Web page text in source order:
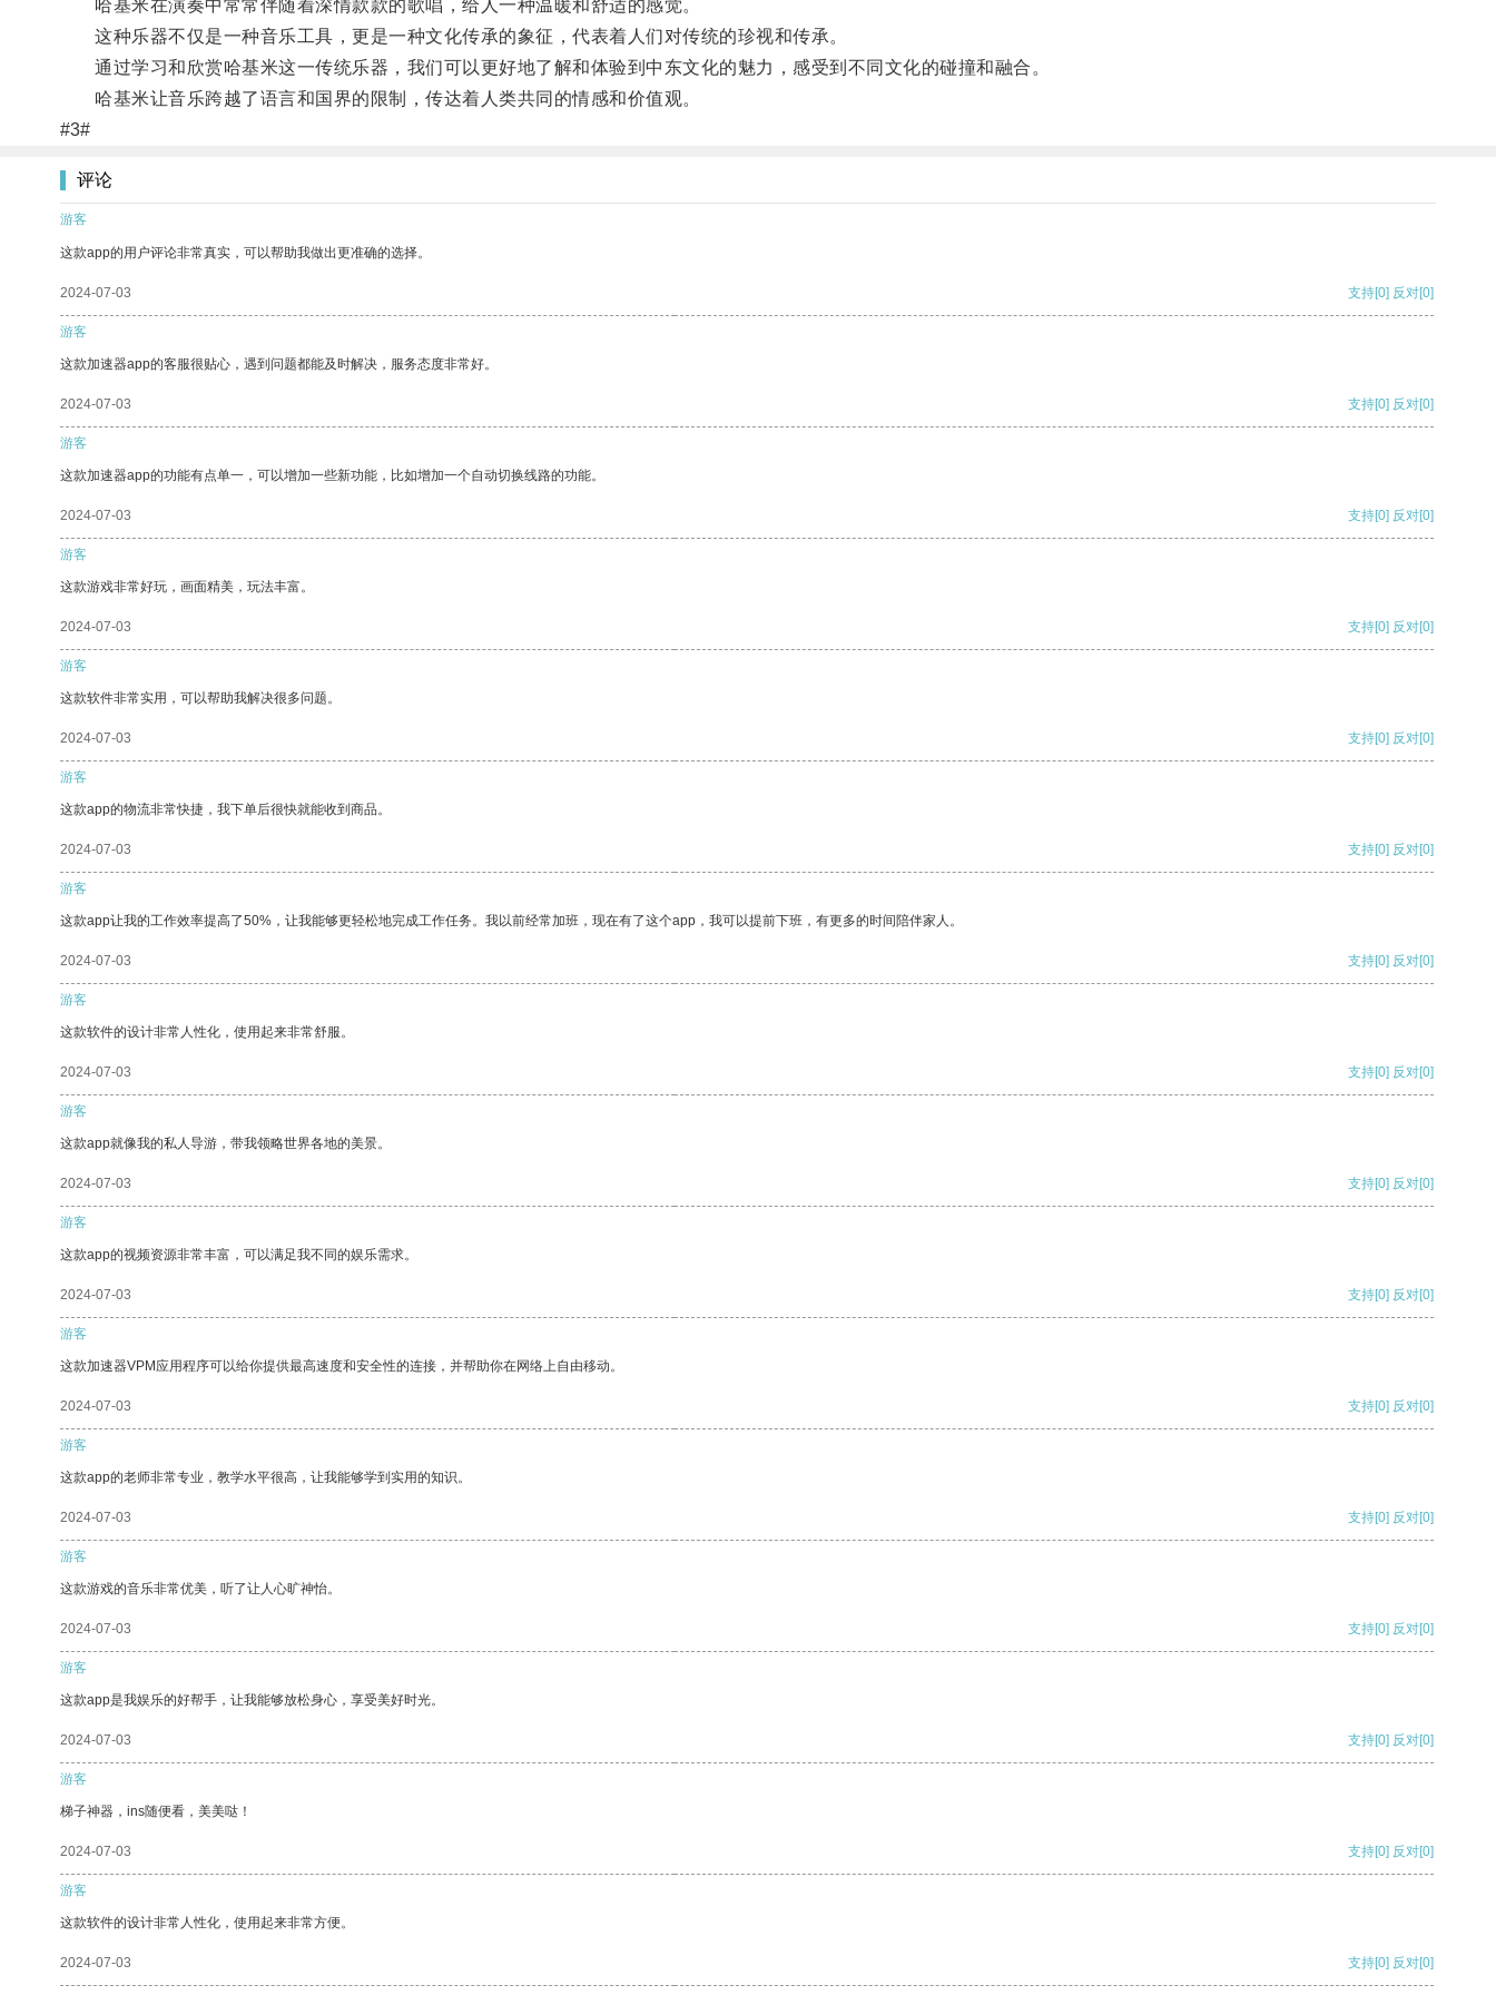
哈基米在演奏中常常伴随着深情款款的歌唱，给人一种温暖和舒适的感觉。
这种乐器不仅是一种音乐工具，更是一种文化传承的象征，代表着人们对传统的珍视和传承。
通过学习和欣赏哈基米这一传统乐器，我们可以更好地了解和体验到中东文化的魅力，感受到不同文化的碰撞和融合。
哈基米让音乐跨越了语言和国界的限制，传达着人类共同的情感和价值观。
#3#
评论
游客
这款app的用户评论非常真实，可以帮助我做出更准确的选择。
2024-07-03 支持[0] 反对[0]
游客
这款加速器app的客服很贴心，遇到问题都能及时解决，服务态度非常好。
2024-07-03 支持[0] 反对[0]
游客
这款加速器app的功能有点单一，可以增加一些新功能，比如增加一个自动切换线路的功能。
2024-07-03 支持[0] 反对[0]
游客
这款游戏非常好玩，画面精美，玩法丰富。
2024-07-03 支持[0] 反对[0]
游客
这款软件非常实用，可以帮助我解决很多问题。
2024-07-03 支持[0] 反对[0]
游客
这款app的物流非常快捷，我下单后很快就能收到商品。
2024-07-03 支持[0] 反对[0]
游客
这款app让我的工作效率提高了50%，让我能够更轻松地完成工作任务。我以前经常加班，现在有了这个app，我可以提前下班，有更多的时间陪伴家人。
2024-07-03 支持[0] 反对[0]
游客
这款软件的设计非常人性化，使用起来非常舒服。
2024-07-03 支持[0] 反对[0]
游客
这款app就像我的私人导游，带我领略世界各地的美景。
2024-07-03 支持[0] 反对[0]
游客
这款app的视频资源非常丰富，可以满足我不同的娱乐需求。
2024-07-03 支持[0] 反对[0]
游客
这款加速器VPM应用程序可以给你提供最高速度和安全性的连接，并帮助你在网络上自由移动。
2024-07-03 支持[0] 反对[0]
游客
这款app的老师非常专业，教学水平很高，让我能够学到实用的知识。
2024-07-03 支持[0] 反对[0]
游客
这款游戏的音乐非常优美，听了让人心旷神怡。
2024-07-03 支持[0] 反对[0]
游客
这款app是我娱乐的好帮手，让我能够放松身心，享受美好时光。
2024-07-03 支持[0] 反对[0]
游客
梯子神器，ins随便看，美美哒！
2024-07-03 支持[0] 反对[0]
游客
这款软件的设计非常人性化，使用起来非常方便。
2024-07-03 支持[0] 反对[0]